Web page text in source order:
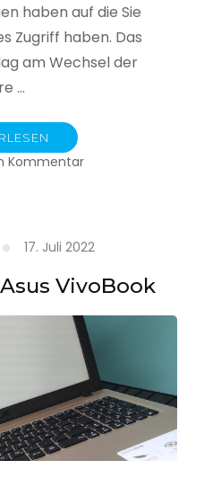
haben auf die Sie
Zugriff haben. Das
am Wechsel der
…
Kommentarzu
Jahressicherung
17. Juli 2022
VivoBook